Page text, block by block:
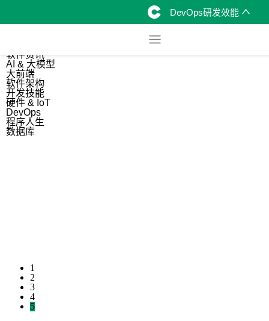
DevOps研发效能
软件资讯
AI & 大模型
大前端
软件架构
开发技能
硬件 & IoT
DevOps
程序人生
数据库
1
2
3
4
5